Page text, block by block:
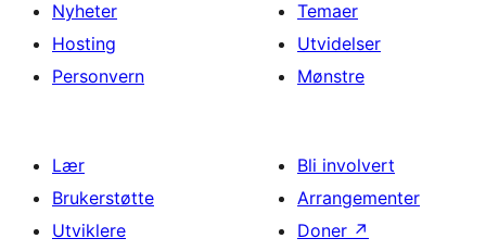
Nyheter
Hosting
Personvern
Temaer
Utvidelser
Mønstre
Lær
Brukerstøtte
Utviklere
Bli involvert
Arrangementer
Doner ↗